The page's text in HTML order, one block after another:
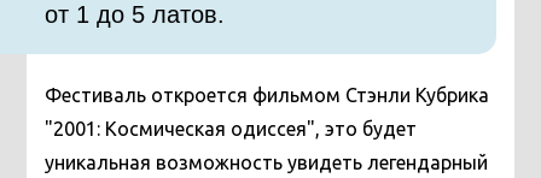
от 1 до 5 латов.
Фестиваль откроется фильмом Стэнли Кубрика
"2001: Космическая одиссея", это будет
уникальная возможность увидеть легендарный